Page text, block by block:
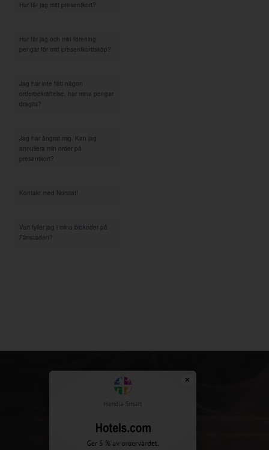
Hur får jag mitt presentkort?
Hur får jag och min förening
pengar för mitt presentkorttsköp?
Jag har inte fått någon
orderbekräftelse, har mina pengar
dragits?
Jag har ångrat mig. Kan jag
annullera min order på
presentkort?
Kontakt med Norstat!
Vart fyller jag i mina biokoder på
Filmstaden?